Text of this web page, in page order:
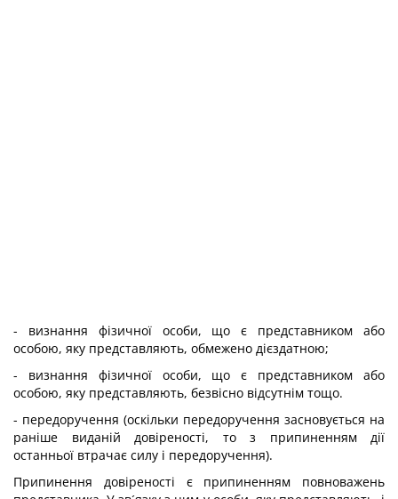
- визнання фізичної особи, що є представником або
особою, яку представляють, обмежено дієздатною;
- визнання фізичної особи, що є представником або
особою, яку представляють, безвісно відсутнім тощо.
- передоручення (оскільки передоручення засновується на
раніше виданій довіреності, то з припиненням дії
останньої втрачає силу і передоручення).
Припинення довіреності є припиненням повноважень